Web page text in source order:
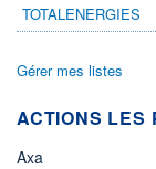
TOTALENERGIES
Gérer mes listes
ACTIONS LES
Axa